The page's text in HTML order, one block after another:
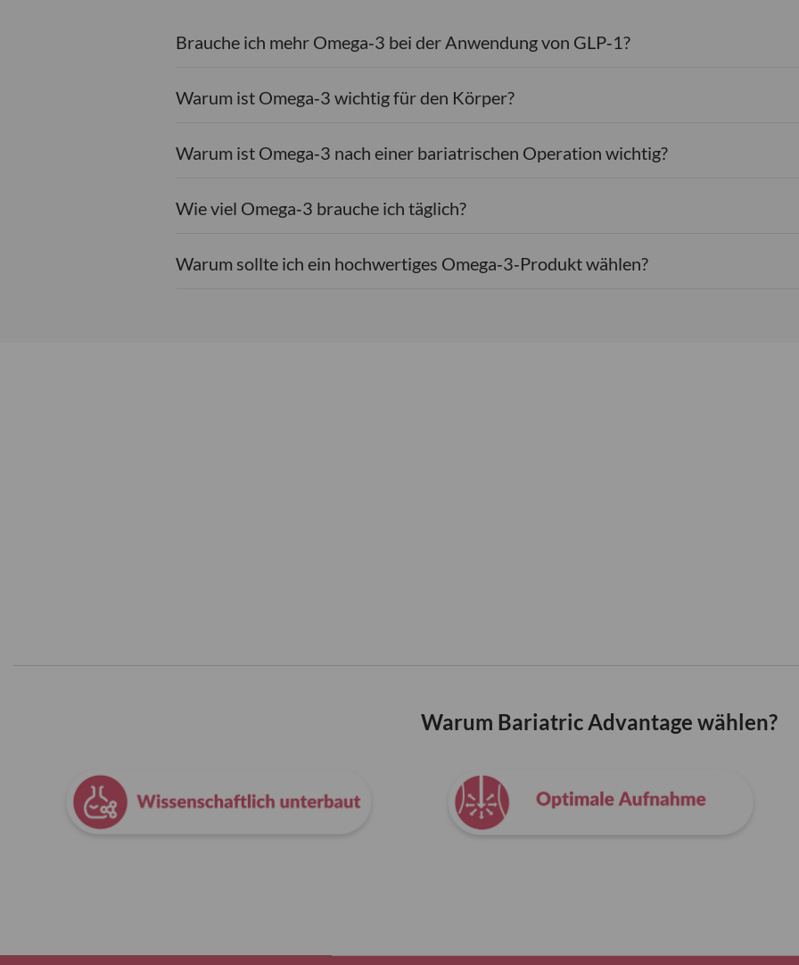
Brauche ich mehr Omega‑3 bei der Anwendung von GLP‑1?
Warum ist Omega‑3 wichtig für den Körper?
Warum ist Omega‑3 nach einer bariatrischen Operation wichtig?
Wie viel Omega‑3 brauche ich täglich?
Warum sollte ich ein hochwertiges Omega‑3‑Produkt wählen?
Warum Bariatric Advantage wählen?